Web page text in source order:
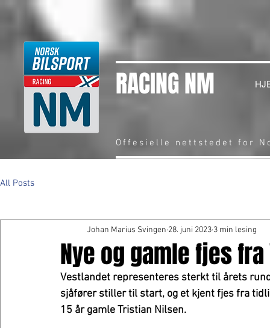
RACING NM
Offesielle nettstedet for
All Posts
Nye og gamle fjes
Johan Marius Svingen 28. juni 2023 3 min lesing
Vestlandet representeres sterkt til årets
sjåfører stiller til start, og et kjent fjes fra
15 år gamle Tristian Nilsen.